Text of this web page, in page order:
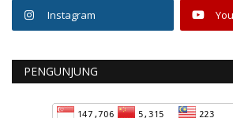
Instagram
PENGUNJUNG